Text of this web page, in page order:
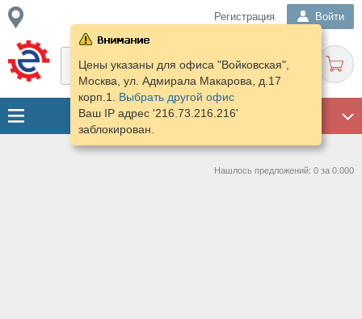
Регистрация Войти
Цены указаны для офиса "Войковская",
Москва, ул. Адмирала Макарова, д.17
корп.1. Выбрать другой офис
Ваш IP адрес '216.73.216.216'
заблокирован.
Нашлось предложений: 0 за 0.000